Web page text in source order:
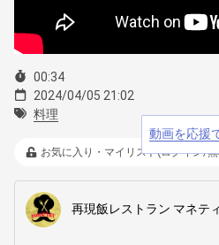
00:34
2024/04/05 21:02
料理
動画を応援
お気に入り・マイリスト(ログイン/
再現飯レストラン マネテ